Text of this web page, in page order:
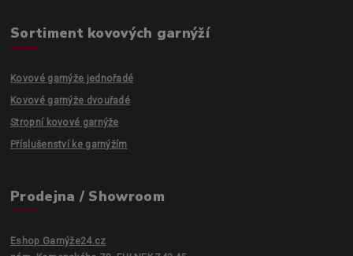
Sortiment kovových garnýží
Kovové garnýže jednořadé
Kovové garnýže dvouřadé
Stropní kovové garnýže
Příslušenství ke garnýžím
Prodejna / Showroom
Eshop Garnýže24.cz